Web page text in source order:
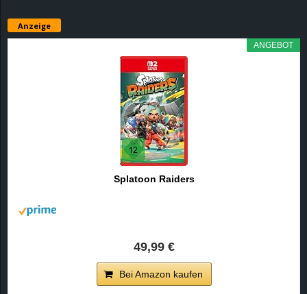
Anzeige
ANGEBOT
Splatoon Raiders
49,99 €
Bei Amazon kaufen